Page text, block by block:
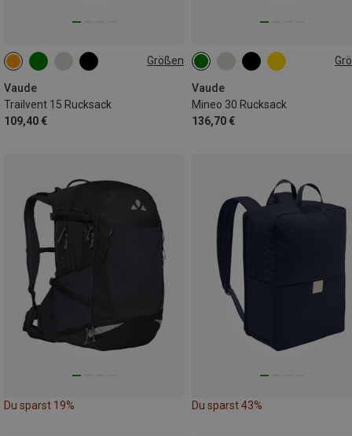
Größen
Vaude
Trailvent 15 Rucksack
109,40 €
15L
Vaude
Mineo 30 Rucksack
136,70 €
30L
Du sparst 19% Du sparst 43%